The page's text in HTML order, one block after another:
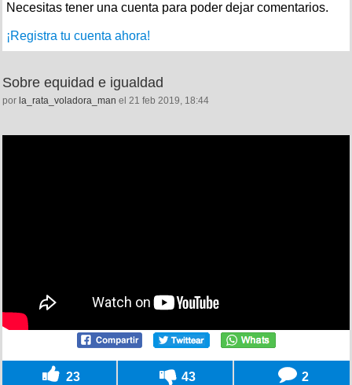
Necesitas tener una cuenta para poder dejar comentarios.
¡Registra tu cuenta ahora!
Sobre equidad e igualdad
por la_rata_voladora_man el 21 feb 2019, 18:44
23 43 2